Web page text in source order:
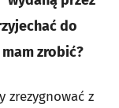
do
zrobić?
zrezygnować z